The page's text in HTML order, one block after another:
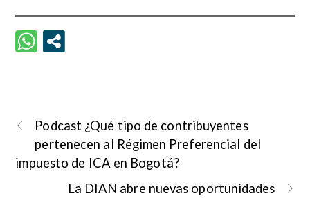
Podcast ¿Qué tipo de contribuyentes
pertenecen al Régimen Preferencial del
impuesto de ICA en Bogotá?
La DIAN abre nuevas oportunidades